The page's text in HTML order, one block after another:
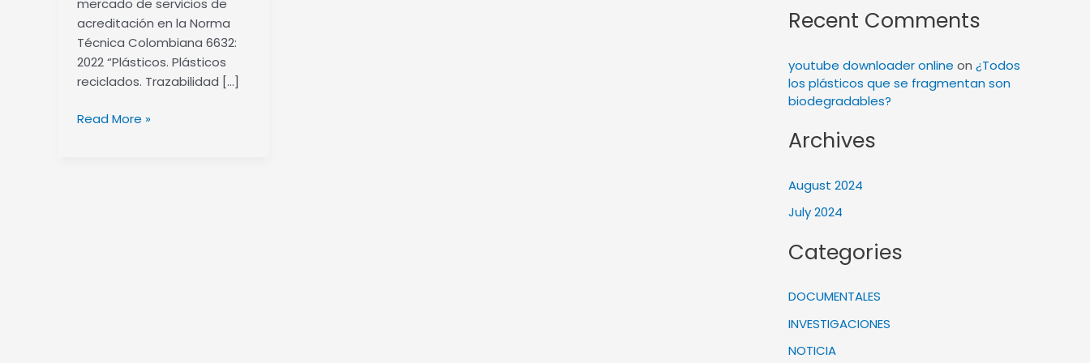
acreditación en la Norma
Técnica Colombiana 6632:
2022 “Plásticos. Plásticos
reciclados. Trazabilidad […]
ONAC
Read More »
Recent Comments
youtube downloader online on ¿Todos
los plásticos que se fragmentan son
biodegradables?
Archives
August 2024
July 2024
Categories
DOCUMENTALES
INVESTIGACIONES
NOTICIA